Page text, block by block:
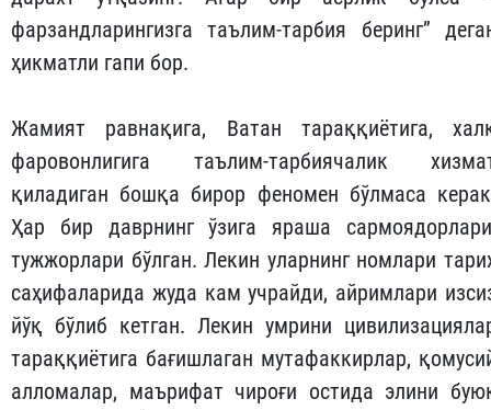
фарзандларингизга таълим-тарбия беринг”
ҳикматли гапи бор.
Жамият равнақига, Ватан тараққиётига,
фаровонлигига таълим-тарбиячалик
қиладиган бошқа бирор феномен бўлмаса
Ҳар бир даврнинг ўзига яраша
тужжорлари бўлган. Лекин уларнинг номлари
саҳифаларида жуда кам учрайди, айримлари
йўқ бўлиб кетган. Лекин умрини
тараққиётига бағишлаган мутафаккирлар,
алломалар, маърифат чироғи остида элини